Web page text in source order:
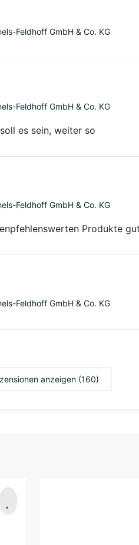
Feldhoff GmbH & Co. KG
Feldhoff GmbH & Co. KG
es sein, weiter so
Feldhoff GmbH & Co. KG
Produkte
Feldhoff GmbH & Co. KG
anzeigen (160)